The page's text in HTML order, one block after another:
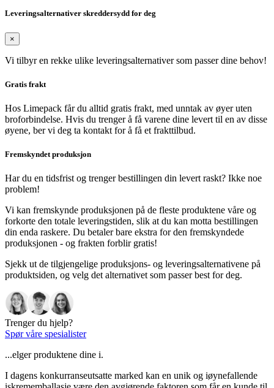
Leveringsalternativer skreddersydd for deg
×
Vi tilbyr en rekke ulike leveringsalternativer som passer dine behov!
Gratis frakt
Hos Limepack får du alltid gratis frakt, med unntak av øyer uten
broforbindelse. Hvis du trenger å få varene dine levert til en av disse
øyene, ber vi deg ta kontakt for å få et frakttilbud.
Fremskyndet produksjon
Har du en tidsfrist og trenger bestillingen din levert raskt? Ikke noe
problem!
Vi kan fremskynde produksjonen på de fleste produktene våre og
forkorte den totale leveringstiden, slik at du kan motta bestillingen
din enda raskere. Du betaler bare ekstra for den fremskyndede
produksjonen - og frakten forblir gratis!
Sjekk ut de tilgjengelige produksjons- og leveringsalternativene på
produktsiden, og velg det alternativet som passer best for deg.
Trenger du hjelp?
Spør våre spesialister
...elger produktene dine i.
I dagens konkurranseutsatte marked kan en unik og iøynefallende